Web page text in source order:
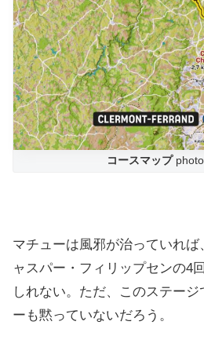
コースマップ
マチューは風邪が治っていれ
ャスパー・フィリップセンの4
しれない。ただ、このステー
ーも黙っていないだろう。